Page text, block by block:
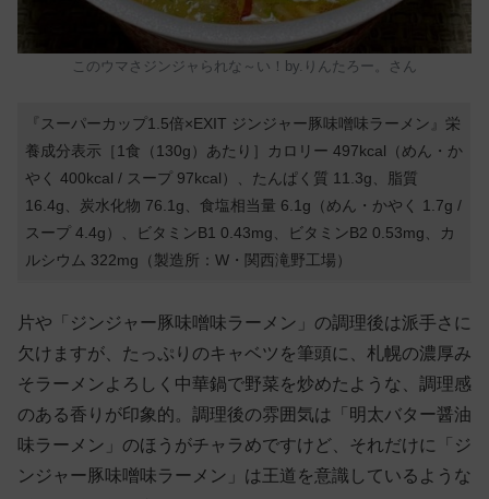
このウマさジンジャられな～い！by.りんたろー。さん
『スーパーカップ1.5倍×EXIT ジンジャー豚味噌味ラーメン』栄
養成分表示［1食（130g）あたり］カロリー 497kcal（めん・か
やく 400kcal / スープ 97kcal）、たんぱく質 11.3g、脂質
16.4g、炭水化物 76.1g、食塩相当量 6.1g（めん・かやく 1.7g /
スープ 4.4g）、ビタミンB1 0.43mg、ビタミンB2 0.53mg、カ
ルシウム 322mg（製造所：W・関西滝野工場）
片や「ジンジャー豚味噌味ラーメン」の調理後は派手さに
欠けますが、たっぷりのキャベツを筆頭に、札幌の濃厚み
そラーメンよろしく中華鍋で野菜を炒めたような、調理感
のある香りが印象的。調理後の雰囲気は「明太バター醤油
味ラーメン」のほうがチャラめですけど、それだけに「ジ
ンジャー豚味噌味ラーメン」は王道を意識しているような